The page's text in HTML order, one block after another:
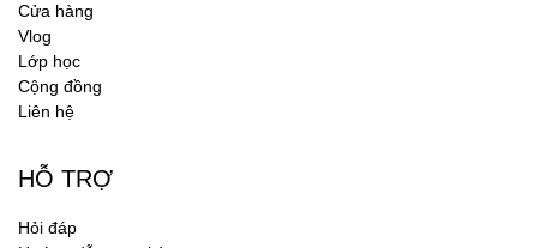
Cửa hàng
Vlog
Lớp học
Cộng đồng
Liên hệ
HỖ TRỢ
Hỏi đáp